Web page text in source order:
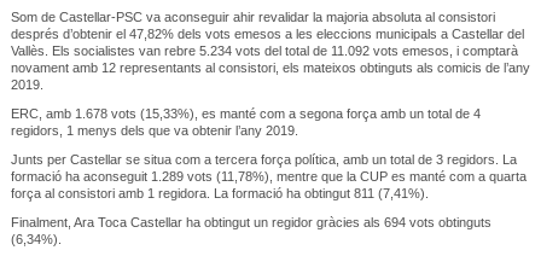
Som de Castellar-PSC va aconseguir ahir revalidar la majoria absoluta al consistori
després d’obtenir el 47,82% dels vots emesos a les eleccions municipals a Castellar del
Vallès. Els socialistes van rebre 5.234 vots del total de 11.092 vots emesos, i comptarà
novament amb 12 representants al consistori, els mateixos obtinguts als comicis de l’any
2019.
ERC, amb 1.678 vots (15,33%), es manté com a segona força amb un total de 4
regidors, 1 menys dels que va obtenir l’any 2019.
Junts per Castellar se situa com a tercera força política, amb un total de 3 regidors. La
formació ha aconseguit 1.289 vots (11,78%), mentre que la CUP es manté com a quarta
força al consistori amb 1 regidora. La formació ha obtingut 811 (7,41%).
Finalment, Ara Toca Castellar ha obtingut un regidor gràcies als 694 vots obtinguts
(6,34%).